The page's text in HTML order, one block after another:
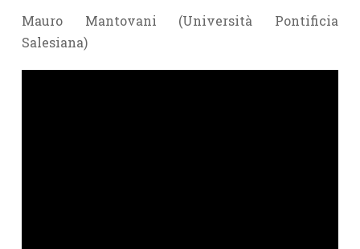
Mauro Mantovani (Università Pontificia
Salesiana)